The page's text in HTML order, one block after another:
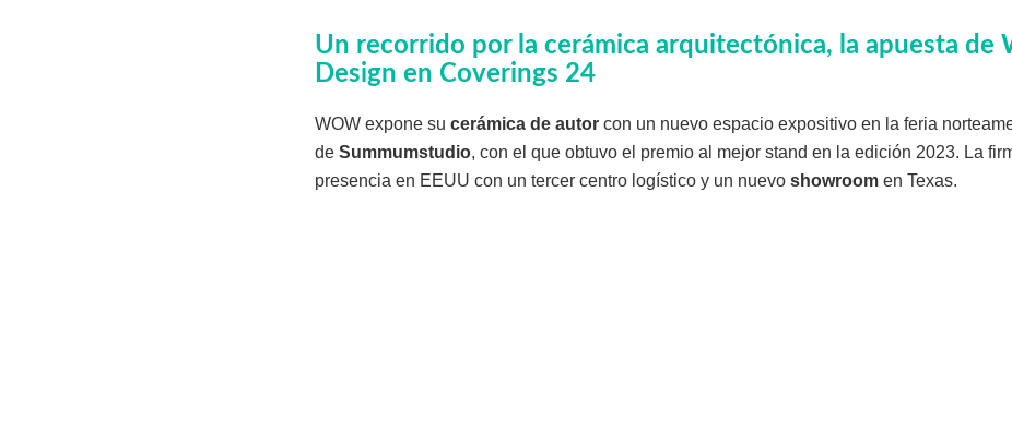
Un recorrido por la cerámica arquitectónica, la apuesta de
Design en Coverings 24
WOW expone su cerámica de autor con un nuevo espacio expositivo en la feria
de Summumstudio, con el que obtuvo el premio al mejor stand en la edición 2023. La
presencia en EEUU con un tercer centro logístico y un nuevo showroom en Texas.